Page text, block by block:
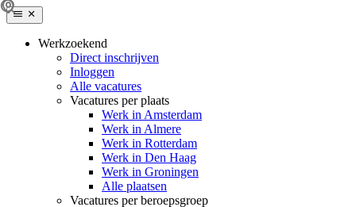
Werkzoekend
Direct inschrijven
Inloggen
Alle vacatures
Vacatures per plaats
Werk in Amsterdam
Werk in Almere
Werk in Rotterdam
Werk in Den Haag
Werk in Groningen
Alle plaatsen
Vacatures per beroepsgroep